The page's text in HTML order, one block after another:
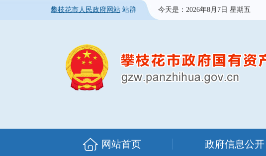
攀枝花市人民政府网站 站群 今天是： 2026年8月7日 星期五
网站首页 政府信息公开